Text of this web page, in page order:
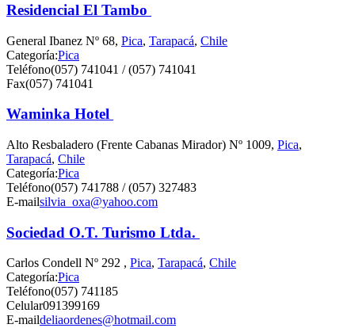
Residencial El Tambo
General Ibanez Nº 68, Pica, Tarapacá, Chile
Categoría:Pica
Teléfono(057) 741041 / (057) 741041
Fax(057) 741041
Waminka Hotel
Alto Resbaladero (Frente Cabanas Mirador) Nº 1009, Pica,
Tarapacá, Chile
Categoría:Pica
Teléfono(057) 741788 / (057) 327483
E-mailsilvia_oxa@yahoo.com
Sociedad O.T. Turismo Ltda.
Carlos Condell Nº 292 , Pica, Tarapacá, Chile
Categoría:Pica
Teléfono(057) 741185
Celular091399169
E-maildeliaordenes@hotmail.com